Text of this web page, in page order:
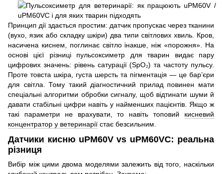
Принцип дії здається простим: датчик пропускає через тканини
(вухо, язик або складку шкіри) два типи світлових хвиль. Кров,
насичена киснем, поглинає світло інакше, ніж «порожня». На
основі цієї різниці пульсоксиметр для тварин видає пару
цифрових значень: рівень сатурації (SpO₂) та частоту пульсу.
Проте товста шкіра, густа шерсть та пігментація — це бар’єри
для світла. Тому такий діагностичний прилад повинен мати
спеціальні алгоритми обробки сигналу, щоб відтинати шуми й
давати стабільні цифри навіть у найменших пацієнтів. Якщо ж
такі параметри не врахувати, то навіть топовий кисневий
концентратор у ветеринарії стає безсильним.
Датчики кисню uPM60V vs uPM60VC: реальна
різниця
Вибір між цими двома моделями залежить від того, наскільки